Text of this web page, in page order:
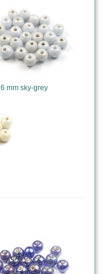
6 mm sky-grey